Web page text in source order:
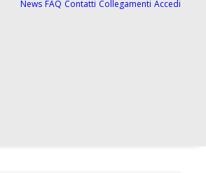
News FAQ Contatti Collegamenti Accedi